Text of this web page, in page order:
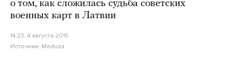
о том, как сложилась судьба советских
военных карт в Латвии
14:23, 4 августа 2015
Источник: Meduza